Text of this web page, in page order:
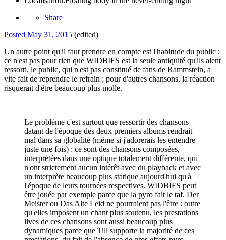
Share
Posted May 31, 2015 (edited)
Un autre point qu'il faut prendre en compte est l'habitude du public :
ce n'est pas pour rien que WIDBIFS est la seule antiquité qu'ils aient
ressorti, le public, qui n'est pas constitué de fans de Rammstein, a
vite fait de reprendre le refrain ; pour d'autres chansons, la réaction
risquerait d'être beaucoup plus molle.
Le problème c'est surtout que ressortir des chansons
datant de l'époque des deux premiers albums rendrait
mal dans sa globalité (même si j'adorerais les entendre
juste une fois) : ce sont des chansons composées,
interprétées dans une optique totalement différente, qui
n'ont strictement aucun intérêt avec du playback et avec
un interprète beaucoup plus statique aujourd'hui qu'à
l'époque de leurs tournées respectives. WIDBIFS peut
être jouée par exemple parce que la pyro fait le taf. Der
Meister ou Das Alte Leid ne pourraient pas l'être : outre
qu'elles imposent un chant plus soutenu, les prestations
lives de ces chansons sont aussi beaucoup plus
dynamiques parce que Till supporte la majorité de ces